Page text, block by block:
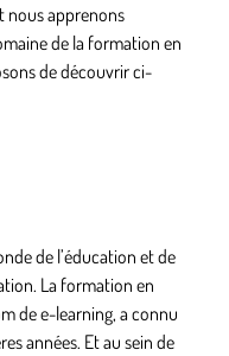
nous apprenons
de la formation en
de découvrir ci-
de l’éducation et de
La formation en
de e-learning, a connu
années. Et au sein de